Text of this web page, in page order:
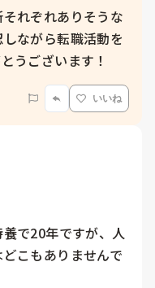
れぞれありそうな
ながら転職活動を
うございます！
いいね
で20年ですが、人
こもありませんで